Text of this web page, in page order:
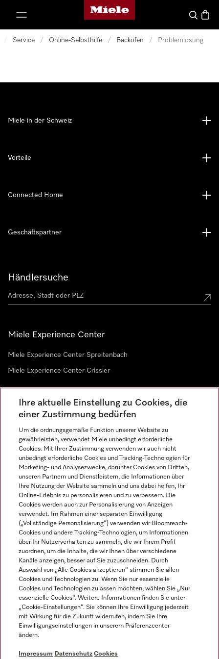
Miele-Homepage
Suche
/ Service / Online-Selbsthilfe / Backöfen / Problemlösung
Händlersuche
Miele Experience Center
Miele Experience Center Spreitenbach
Miele Experience Center Crissier
Newsletter
Sprache
DEUTSCH
Miele in der Schweiz
Vorteile
Connected Home
Geschäftspartner
Impressum
Datenschutz
Miele auf YoutubeMiele auf Instagram
Miele auf Facebook
Miele auf LinkedInMiele auf LinkedIn
Ihre aktuelle Einstellung zu Cookies, die
einer Zustimmung bedürfen
Um die ordnungsgemäße Funktion unserer Website zu
gewährleisten, verwendet Miele unbedingt erforderliche
Cookies. Mit Ihrer Zustimmung verwenden wir auch nicht
unbedingt erforderliche Cookies und Tracking-Technologien für
Marketing- und Analysezwecke, darunter Cookies von Dritten,
unseren Partnern und Dienstleistern, die Informationen über
Ihre Nutzung der Website sammeln und uns dabei helfen, Ihr
Online-Erlebnis zu personalisieren und zu verbessern. Die
Cookies werden auch zur Personalisierung von Anzeigen
verwendet. Im Rahmen einer separaten Einwilligung
(„Vollständige Personalisierung“) verwenden wir Bloomreach-
Cookies und andere Tracking-Technologien, um Informationen
über Ihr Nutzerverhalten zu sammeln, die wir Ihrem Profil
zuordnen, um die Inhalte, die wir Ihnen über verschiedene
Kanäle anzeigen, besser auf Sie zuzuschneiden. Durch
Auswahl von „Alle Cookies akzeptieren“ stimmen Sie allen
Cookies und Technologien zu. Wenn Sie nur essenzielle
Cookies und Technologien zulassen möchten, wählen Sie „Nur
essenzielle Cookies“. Weitere Informationen finden Sie unter
„Cookie-Einstellungen“. Sie können Ihre Einwilligung jederzeit
mit Wirkung für die Zukunft widerrufen, indem Sie Ihre
Einwilligungseinstellungen in unserem Präferenzcenter
ändern.
Impressum Datenschutz Cookies